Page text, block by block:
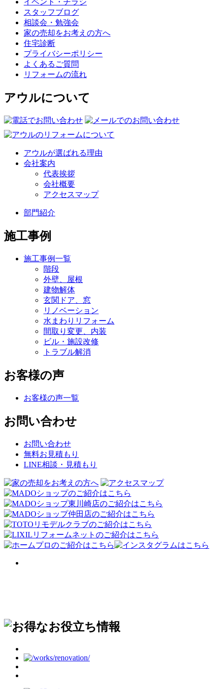
スタッフブログ
相談会・勉強会
家の売却をお考えの方へ
住宅診断
プライバシーポリシー
よくあるご質問
リフォームの流れ
アウルについて
アウルが選ばれる理由
会社案内
代表挨拶
会社概要
アクセスマップ
部門紹介
施工事例
施工事例一覧
階段
外壁、屋根
建物解体
玄関ドア、窓
リノベーション
水まわりリフォーム
間取り変更、内装
ビル・施設改修
トラブル解消
お客様の声
お客様の声一覧
お問い合わせ
お問い合わせ
無料お見積もり
LINE相談・見積もり